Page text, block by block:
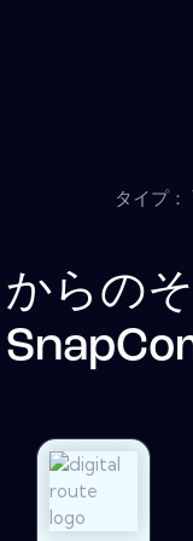
タイプ
からの